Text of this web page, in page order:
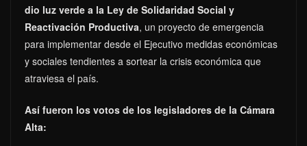
dio luz verde a la Ley de Solidaridad Social y
Reactivación Productiva, un proyecto de emergencia
para implementar desde el Ejecutivo medidas económicas
y sociales tendientes a sortear la crisis económica que
atraviesa el país.
Así fueron los votos de los legisladores de la Cámara
Alta: